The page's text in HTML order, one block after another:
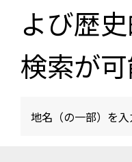
よび歴
検索が可
地名（の一部）を入